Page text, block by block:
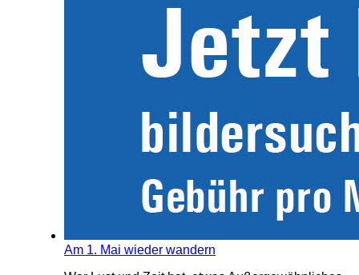
Am 1. Mai wieder wandern